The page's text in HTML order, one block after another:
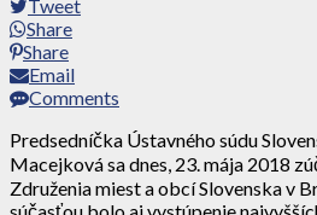
Tweet
Share
Share
Email
Comments
Predsedníčka Ústavného súdu
Macejková sa dnes, 23. mája 2018
Združenia miest a obcí Slovenska v
súčasťou bolo aj vystúpenie